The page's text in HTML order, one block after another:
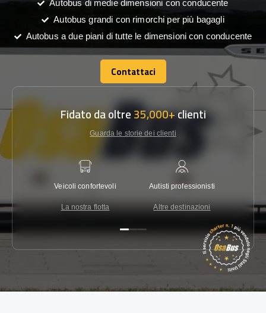
Autobus di medie dimensioni con conducente
Autobus grandi con rimorchi per più bagagli
Autobus a due piani di tutte le dimensioni con conducente
Contattaci
Contattaci
Fidato da oltre35,000+clienti
Guarda le storie dei clienti
Veicoli confortevoli
La nostra flotta
Autisti professionisti
Altre destinazioni